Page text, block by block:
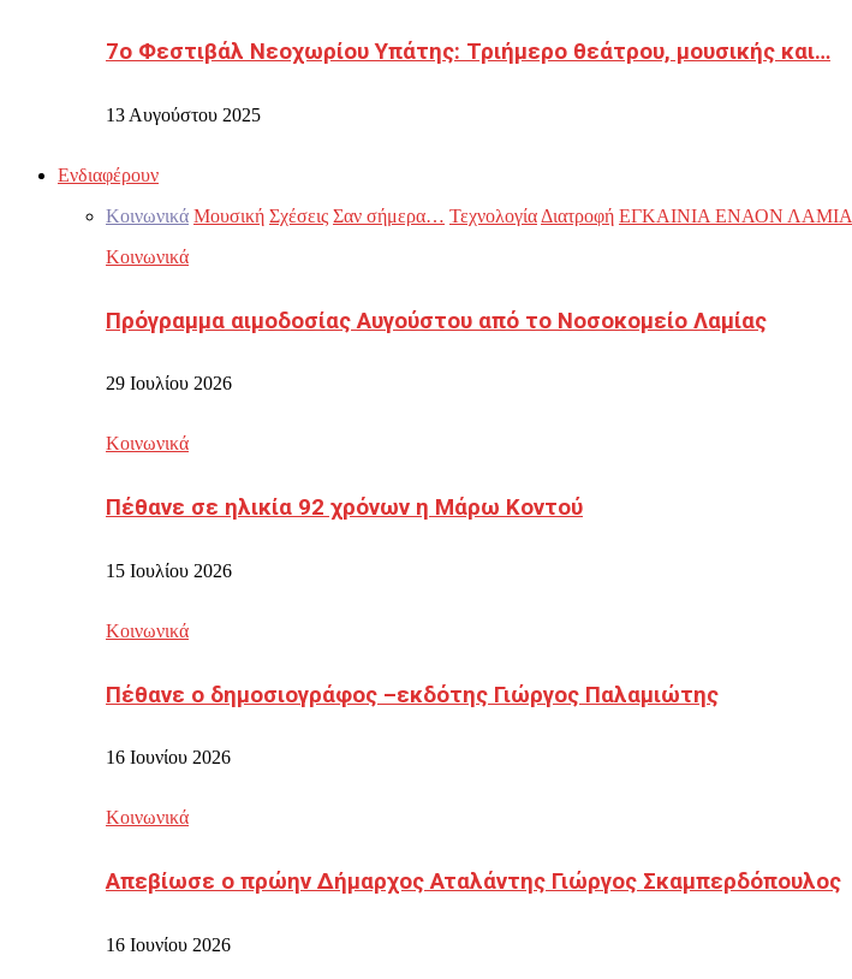
7ο Φεστιβάλ Νεοχωρίου Υπάτης: Τριήμερο θεάτρου, μουσικής και…
13 Αυγούστου 2025
Ενδιαφέρουν
Κοινωνικά Μουσική Σχέσεις Σαν σήμερα… Τεχνολογία Διατροφή ΕΓΚΑΙΝΙΑ ΕΝΑΟΝ ΛΑΜΙΑ
Κοινωνικά
Πρόγραμμα αιμοδοσίας Αυγούστου από το Νοσοκομείο Λαμίας
29 Ιουλίου 2026
Κοινωνικά
Πέθανε σε ηλικία 92 χρόνων η Μάρω Κοντού
15 Ιουλίου 2026
Κοινωνικά
Πέθανε ο δημοσιογράφος –εκδότης Γιώργος Παλαμιώτης
16 Ιουνίου 2026
Κοινωνικά
Απεβίωσε ο πρώην Δήμαρχος Αταλάντης Γιώργος Σκαμπερδόπουλος
16 Ιουνίου 2026